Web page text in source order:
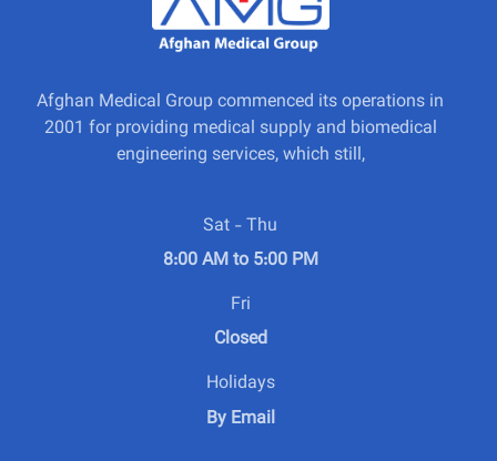
Afghan Medical Group commenced its operations in
2001 for providing medical supply and biomedical
engineering services, which still,
Sat - Thu
8:00 AM to 5:00 PM
Fri
Closed
Holidays
By Email